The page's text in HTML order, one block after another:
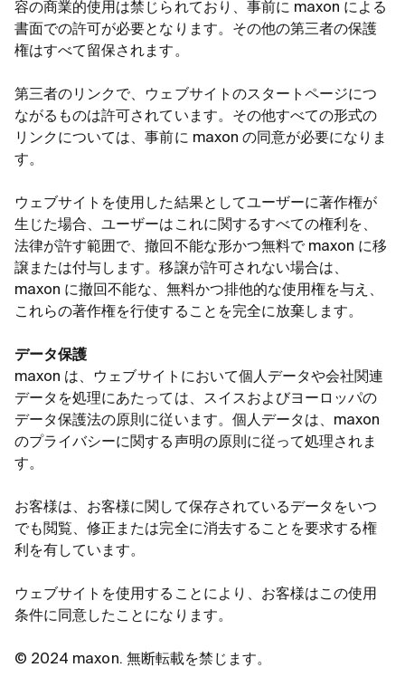
容の商業的使用は禁じられており、事前に maxon による
書面での許可が必要となります。その他の第三者の保護
権はすべて留保されます。
第三者のリンクで、ウェブサイトのスタートページにつ
ながるものは許可されています。その他すべての形式の
リンクについては、事前に maxon の同意が必要になりま
す。
ウェブサイトを使用した結果としてユーザーに著作権が
生じた場合、ユーザーはこれに関するすべての権利を、
法律が許す範囲で、撤回不能な形かつ無料で maxon に移
譲または付与します。移譲が許可されない場合は、
maxon に撤回不能な、無料かつ排他的な使用権を与え、
これらの著作権を行使することを完全に放棄します。
データ保護
maxon は、ウェブサイトにおいて個人データや会社関連
データを処理にあたっては、スイスおよびヨーロッパの
データ保護法の原則に従います。個人データは、maxon
のプライバシーに関する声明の原則に従って処理されま
す。
お客様は、お客様に関して保存されているデータをいつ
でも閲覧、修正または完全に消去することを要求する権
利を有しています。
ウェブサイトを使用することにより、お客様はこの使用
条件に同意したことになります。
© 2024 maxon. 無断転載を禁じます。